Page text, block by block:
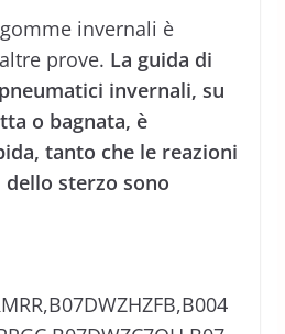
invernali è
prove. La guida di
invernali, su
o bagnata, è
tanto che le reazioni
sterzo sono